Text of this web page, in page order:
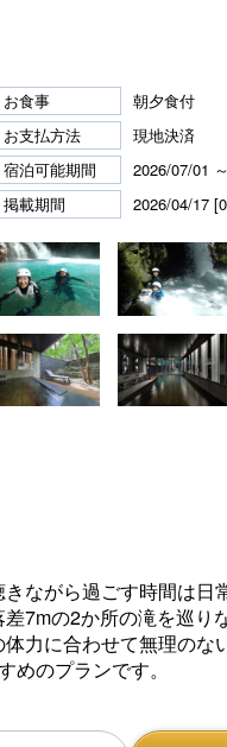
お食事
朝夕食付
お支払方法
現地決済
宿泊可能期間
2026/07/01
掲載期間
2026/04/17
ながら過ごす時間は日
7mの2か所の滝を巡り
力に合わせて無理のな
のプランです。